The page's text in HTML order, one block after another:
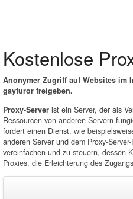
Kostenlose
Anonymer Zugriff auf Websites im
gayfuror freigeben.
Proxy-Server ist ein Server, der als
Ressourcen von anderen Servern
fordert einen Dienst, wie
anderen Server und dem Proxy-
vereinfachen und zu steuern, dessen
Proxies, die Erleichterung des